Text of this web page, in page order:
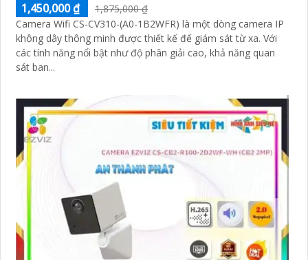
1,450,000 ₫
1,875,000 ₫
Camera Wifi CS-CV310-(A0-1B2WFR) là một dòng camera IP
không dây thông minh được thiết kế để giám sát từ xa. Với
các tính năng nổi bật như độ phân giải cao, khả năng quan
sát ban...